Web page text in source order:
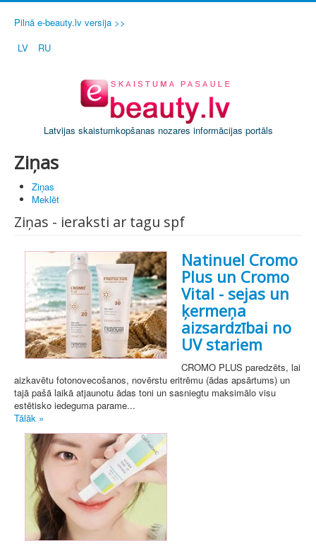
Pilnā e-beauty.lv versija >>
LV
RU
Latvijas skaistumkopšanas nozares informācijas portāls
Ziņas
Ziņas
Meklēt
Ziņas - ieraksti ar tagu spf
Natinuel Cromo
Plus un Cromo
Vital - sejas un
ķermeņa
aizsardzībai no
UV stariem
CROMO PLUS paredzēts, lai
aizkavētu fotonovecošanos, novērstu eritrēmu (ādas apsārtums) un
tajā pašā laikā atjaunotu ādas toni un sasniegtu maksimālo visu
estētisko iedeguma parame...
Tālāk »